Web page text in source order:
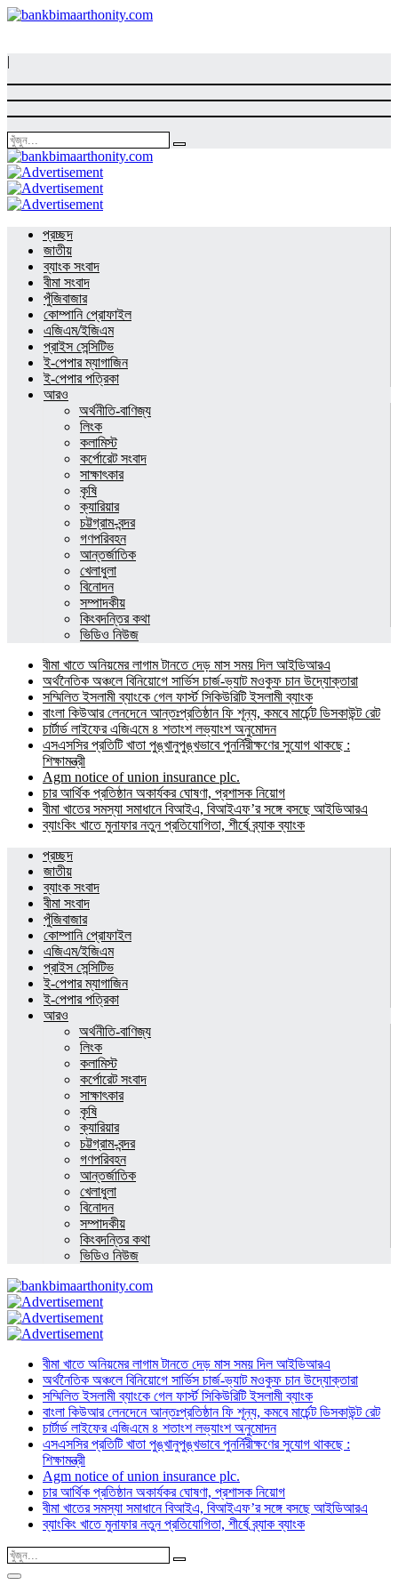
|
প্রচ্ছদ
জাতীয়
ব্যাংক সংবাদ
বীমা সংবাদ
পুঁজিবাজার
কোম্পানি প্রোফাইল
এজিএম/ইজিএম
প্রাইস সেন্সিটিভ
ই-পেপার ম্যাগাজিন
ই-পেপার পত্রিকা
আরও
অর্থনীতি-বাণিজ্য
লিংক
কলামিস্ট
কর্পোরেট সংবাদ
সাক্ষাৎকার
কৃষি
ক্যারিয়ার
চট্টগ্রাম-বন্দর
গণপরিবহন
আন্তর্জাতিক
খেলাধুলা
বিনোদন
সম্পাদকীয়
কিংবদন্তির কথা
ভিডিও নিউজ
বীমা খাতে অনিয়মের লাগাম টানতে দেড় মাস সময় দিল আইডিআরএ
অর্থনৈতিক অঞ্চলে বিনিয়োগে সার্ভিস চার্জ-ভ্যাট মওকুফ চান উদ্যোক্তারা
সম্মিলিত ইসলামী ব্যাংকে গেল ফার্স্ট সিকিউরিটি ইসলামী ব্যাংক
বাংলা কিউআর লেনদেনে আন্তঃপ্রতিষ্ঠান ফি শূন্য, কমবে মার্চেন্ট ডিসকাউন্ট রেট
চার্টার্ড লাইফের এজিএমে ৪ শতাংশ লভ্যাংশ অনুমোদন
এসএসসির প্রতিটি খাতা পুঙ্খানুপুঙ্খভাবে পুনর্নিরীক্ষণের সুযোগ থাকছে :
শিক্ষামন্ত্রী
Agm notice of union insurance plc.
চার আর্থিক প্রতিষ্ঠান অকার্যকর ঘোষণা, প্রশাসক নিয়োগ
বীমা খাতের সমস্যা সমাধানে বিআইএ, বিআইএফ’র সঙ্গে বসছে আইডিআরএ
ব্যাংকিং খাতে মুনাফার নতুন প্রতিযোগিতা, শীর্ষে ব্র্যাক ব্যাংক
প্রচ্ছদ
জাতীয়
ব্যাংক সংবাদ
বীমা সংবাদ
পুঁজিবাজার
কোম্পানি প্রোফাইল
এজিএম/ইজিএম
প্রাইস সেন্সিটিভ
ই-পেপার ম্যাগাজিন
ই-পেপার পত্রিকা
আরও
অর্থনীতি-বাণিজ্য
লিংক
কলামিস্ট
কর্পোরেট সংবাদ
সাক্ষাৎকার
কৃষি
ক্যারিয়ার
চট্টগ্রাম-বন্দর
গণপরিবহন
আন্তর্জাতিক
খেলাধুলা
বিনোদন
সম্পাদকীয়
কিংবদন্তির কথা
ভিডিও নিউজ
বীমা খাতে অনিয়মের লাগাম টানতে দেড় মাস সময় দিল আইডিআরএ
অর্থনৈতিক অঞ্চলে বিনিয়োগে সার্ভিস চার্জ-ভ্যাট মওকুফ চান উদ্যোক্তারা
সম্মিলিত ইসলামী ব্যাংকে গেল ফার্স্ট সিকিউরিটি ইসলামী ব্যাংক
বাংলা কিউআর লেনদেনে আন্তঃপ্রতিষ্ঠান ফি শূন্য, কমবে মার্চেন্ট ডিসকাউন্ট রেট
চার্টার্ড লাইফের এজিএমে ৪ শতাংশ লভ্যাংশ অনুমোদন
এসএসসির প্রতিটি খাতা পুঙ্খানুপুঙ্খভাবে পুনর্নিরীক্ষণের সুযোগ থাকছে :
শিক্ষামন্ত্রী
Agm notice of union insurance plc.
চার আর্থিক প্রতিষ্ঠান অকার্যকর ঘোষণা, প্রশাসক নিয়োগ
বীমা খাতের সমস্যা সমাধানে বিআইএ, বিআইএফ’র সঙ্গে বসছে আইডিআরএ
ব্যাংকিং খাতে মুনাফার নতুন প্রতিযোগিতা, শীর্ষে ব্র্যাক ব্যাংক